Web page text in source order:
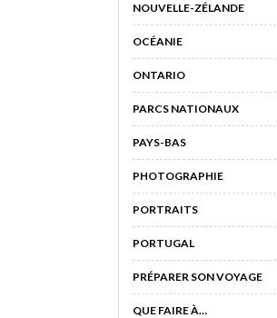
NOUVELLE-ZÉLANDE
OCÉANIE
ONTARIO
PARCS NATIONAUX
PAYS-BAS
PHOTOGRAPHIE
PORTRAITS
PORTUGAL
PRÉPARER SON VOYAGE
QUE FAIRE À…